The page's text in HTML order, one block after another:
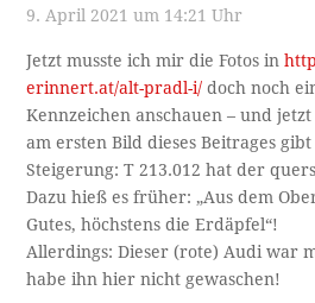
9. April 2021 um 14:21 Uhr
Jetzt musste ich mir die Fotos in
erinnert.at/alt-pradl-i/ doch noch
Kennzeichen anschauen – und
am ersten Bild dieses Beitrages gibt
Steigerung: T 213.012 hat der
Dazu hieß es früher: „Aus dem
Gutes, höchstens die Erdäpfel“!
Allerdings: Dieser (rote) Audi war
habe ihn hier nicht gewaschen!